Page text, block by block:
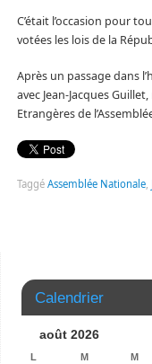
C’était l’occasion pour
votées les lois de la
Après un passage dans
avec Jean-Jacques
Etrangères de
Taggé Assemblée Nationale,
Calendrier
août 2026
L M M